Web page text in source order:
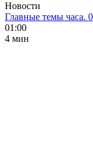
Новости
Главные темы часа.
01:00
4 мин